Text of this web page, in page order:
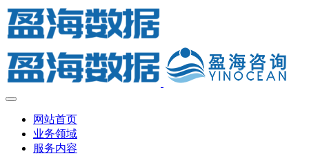
网站首页
业务领域
服务内容